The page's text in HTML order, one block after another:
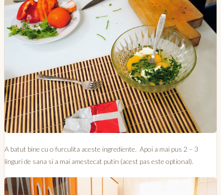
A batut bine cu o furculita aceste ingrediente. Apoi a mai pus 2 – 3
linguri de sana si a mai amestecat putin (acest pas este optional).